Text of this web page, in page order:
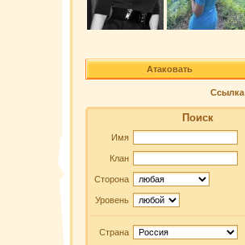
Атаковать
Ссылка
Поиск
Имя
Клан
Сторона
Уровень
Страна